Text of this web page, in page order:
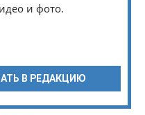
и фото.
В РЕДАКЦИЮ